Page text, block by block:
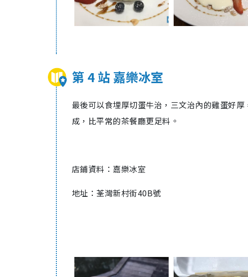
第 4 站 嘉樂冰室
最後可以食埋厚切蛋牛治，三文治內的雞蛋好
成，比平常的茶餐廳更足料。
店鋪資料：嘉樂冰室
地址：荃灣新村街40B號